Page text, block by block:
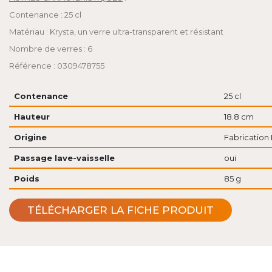
Contenance : 25 cl
Matériau : Krysta, un verre ultra-transparent et résistant
Nombre de verres : 6
Référence : 0309478755
Contenance 25 cl
Hauteur 18.8 cm
Origine Fabrication
Passage lave-vaisselle oui
Poids 85 g
TÉLÉCHARGER LA FICHE PRODUIT